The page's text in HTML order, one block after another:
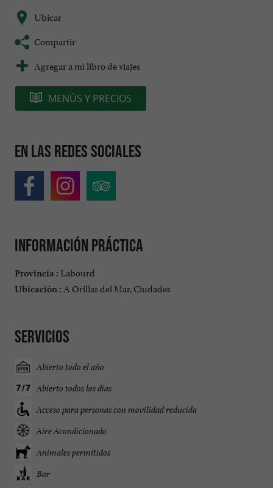
Ubicar
Compartir
Agregar a mi libro de viajes
MENÚS Y PRECIOS
En las redes sociales
Información práctica
Provincia : Labourd
Ubicación : A Orillas del Mar, Ciudades
Servicios
Abierto todo el año
Abierto todos los días
Acceso para personas con movilidad reducida
Aire Acondicionado
Animales permitidos
Bar